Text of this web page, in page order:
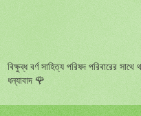
বিক্ষুব্ধ বর্ণ সাহিত্য পরিষদ পরিবারের
ধন্যাবাদ 🌹